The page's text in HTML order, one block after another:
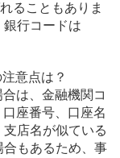
ることもありま
行コードは
意点は？
は、金融機関コ
座番号、口座名
店名が似ている
もあるため、事